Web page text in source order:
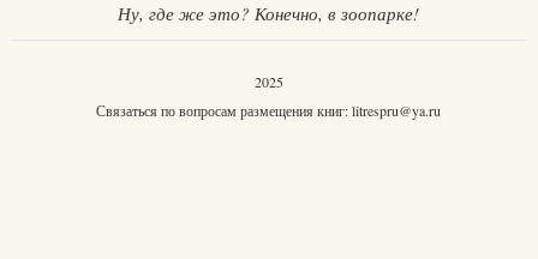
Ну, где же это? Конечно, в зоопарке!
2025
Связаться по вопросам размещения книг:litrespru@ya.ru